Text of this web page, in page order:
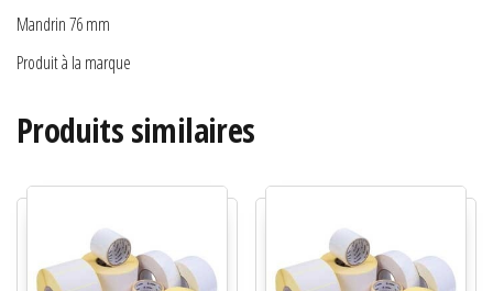
Mandrin 76 mm
Produit à la marque
Produits similaires